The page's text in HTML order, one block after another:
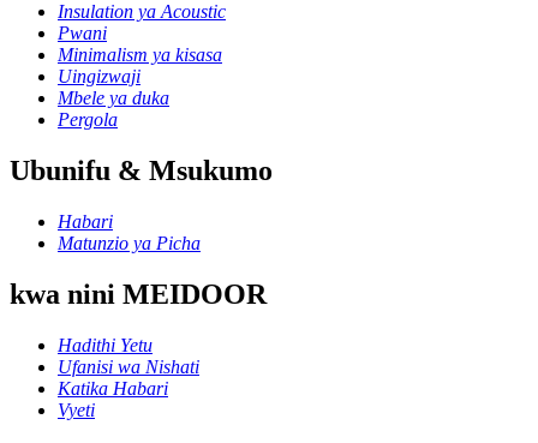
Insulation ya Acoustic
Pwani
Minimalism ya kisasa
Uingizwaji
Mbele ya duka
Pergola
Ubunifu & Msukumo
Habari
Matunzio ya Picha
kwa nini MEIDOOR
Hadithi Yetu
Ufanisi wa Nishati
Katika Habari
Vyeti